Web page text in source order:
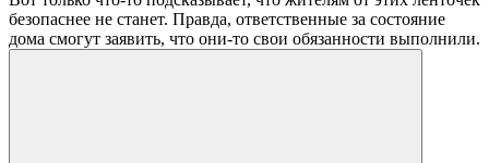
безопаснее не станет. Правда, ответственные за состояние
дома смогут заявить, что они-то свои обязанности выполнили.